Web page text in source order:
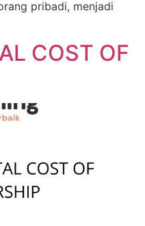
pribadi, menjadi
COST OF